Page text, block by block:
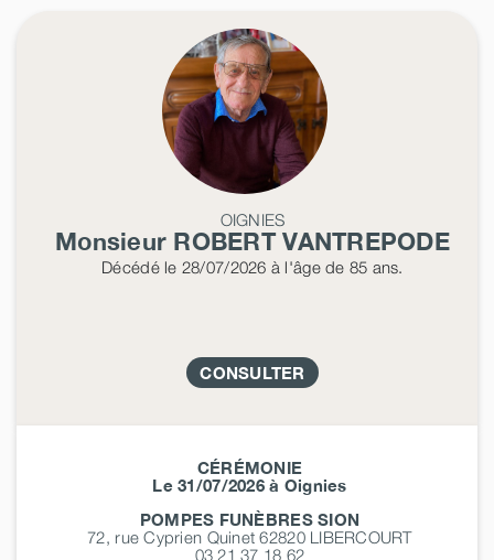
OIGNIES
Monsieur ROBERTVANTREPODE
Décédéle 28/07/2026 à l'âge de 85 ans.
CONSULTER
CÉRÉMONIE
Le 31/07/2026 à Oignies
POMPES FUNÈBRES SION
72, rue Cyprien Quinet 62820 LIBERCOURT
03 21 37 18 62